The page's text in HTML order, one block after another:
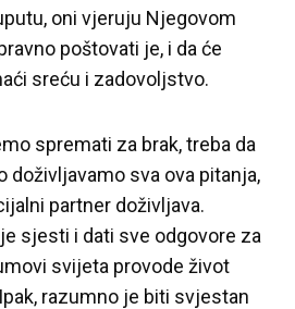
oni vjeruju Njegovom
poštovati je, i da će
sreću i zadovoljstvo.
spremati za brak, treba da
doživljavamo sva ova pitanja,
partner doživljava.
sjesti i dati sve odgovore za
svijeta provode život
razumno je biti svjestan